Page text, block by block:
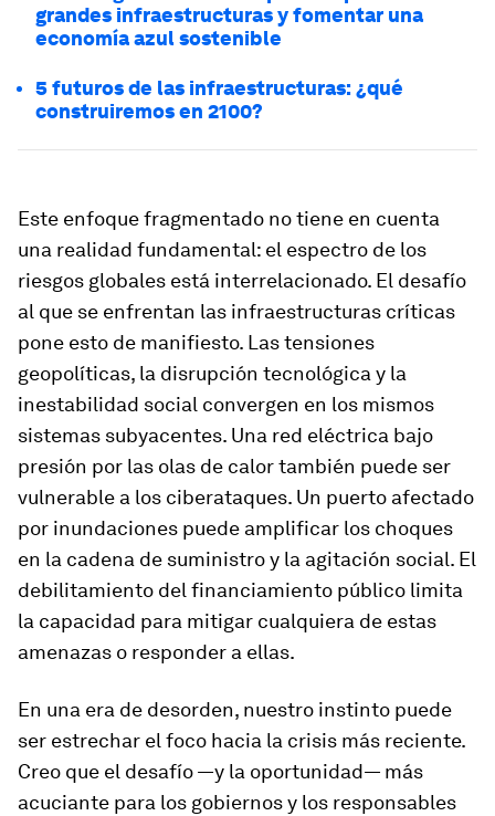
grandes infraestructuras y fomentar una
economía azul sostenible
5 futuros de las infraestructuras: ¿qué
construiremos en 2100?
Este enfoque fragmentado no tiene en cuenta
una realidad fundamental: el espectro de los
riesgos globales está interrelacionado. El desafío
al que se enfrentan las infraestructuras críticas
pone esto de manifiesto. Las tensiones
geopolíticas, la disrupción tecnológica y la
inestabilidad social convergen en los mismos
sistemas subyacentes. Una red eléctrica bajo
presión por las olas de calor también puede ser
vulnerable a los ciberataques. Un puerto afectado
por inundaciones puede amplificar los choques
en la cadena de suministro y la agitación social. El
debilitamiento del financiamiento público limita
la capacidad para mitigar cualquiera de estas
amenazas o responder a ellas.
En una era de desorden, nuestro instinto puede
ser estrechar el foco hacia la crisis más reciente.
Creo que el desafío —y la oportunidad— más
acuciante para los gobiernos y los responsables